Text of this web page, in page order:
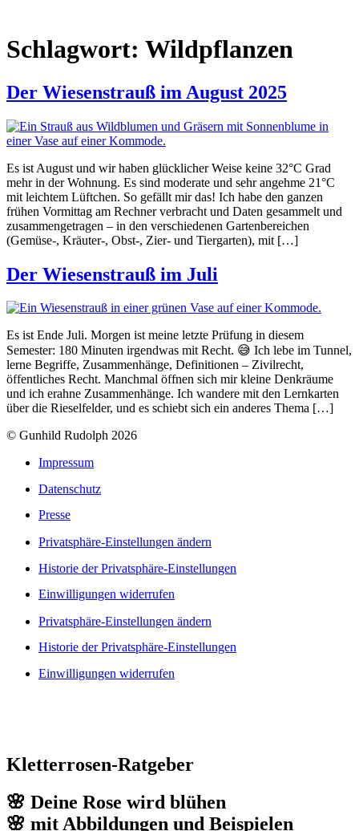
Schlagwort: Wildpflanzen
Der Wiesenstrauß im August 2025
Es ist August und wir haben glücklicher Weise keine 32°C Grad
mehr in der Wohnung. Es sind moderate und sehr angehme 21°C
mit leichtem Lüftchen. So gefällt mir das! Ich habe den ganzen
frühen Vormittag am Rechner verbracht und Daten gesammelt und
zusammengetragen – in den verschiedenen Gartenbereichen
(Gemüse-, Kräuter-, Obst-, Zier- und Tiergarten), mit […]
Der Wiesenstrauß im Juli
Es ist Ende Juli. Morgen ist meine letzte Prüfung in diesem
Semester: 180 Minuten irgendwas mit Recht. 😅 Ich lebe im Tunnel,
lerne Begriffe, Zusammenhänge, Definitionen – Zivilrecht,
öffentliches Recht. Manchmal öffnen sich mir kleine Denkräume
und ich erahne Zusammenhänge. Ich wandere mit den Lernkarten
über die Rieselfelder, und es schiebt sich ein anderes Thema […]
© Gunhild Rudolph 2026
Impressum
Datenschutz
Presse
Privatsphäre-Einstellungen ändern
Historie der Privatsphäre-Einstellungen
Einwilligungen widerrufen
Privatsphäre-Einstellungen ändern
Historie der Privatsphäre-Einstellungen
Einwilligungen widerrufen
Kletterrosen-Ratgeber
🌸 Deine Rose wird blühen
🌸 mit Abbildungen und Beispielen